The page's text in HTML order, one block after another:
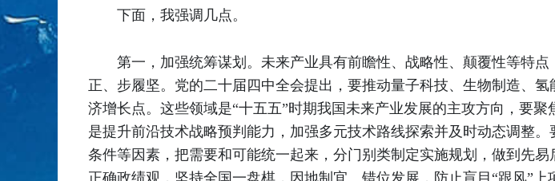
下面，我强调几点。
第一，加强统筹谋划。未来产业具有前瞻性、战略性、颠覆性等特
正、步履坚。党的二十届四中全会提出，要推动量子科技、生物制造、
济增长点。这些领域是“十五五”时期我国未来产业发展的主攻方向，要
是提升前沿技术战略预判能力，加强多元技术路线探索并及时动态调整
条件等因素，把需要和可能统一起来，分门别类制定实施规划，做到先